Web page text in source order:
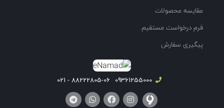
مقایسه محصولات
فرم درخواست مستقیم
پیگیری سفارش
09361255000
88222805-06 - 021